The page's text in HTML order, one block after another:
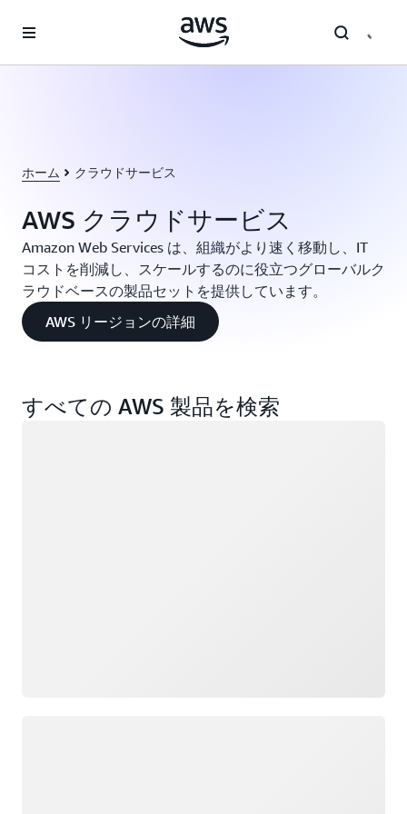
ホーム クラウドサービス
AWS クラウドサービス
Amazon Web Services は、組織がより速く移動し、IT
コストを削減し、スケールするのに役立つグローバルク
ラウドベースの製品セットを提供しています。
AWS リージョンの詳細
すべての AWS 製品を検索